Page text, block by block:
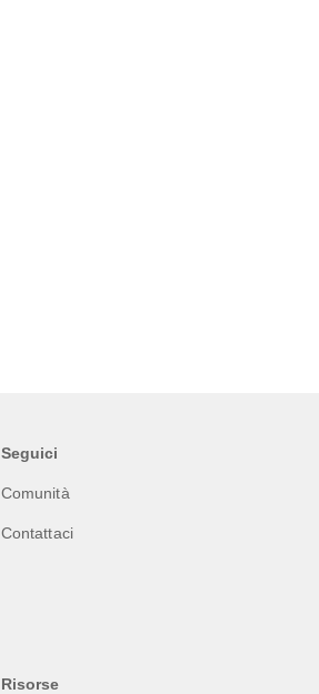
Seguici
Comunità
Contattaci
Risorse